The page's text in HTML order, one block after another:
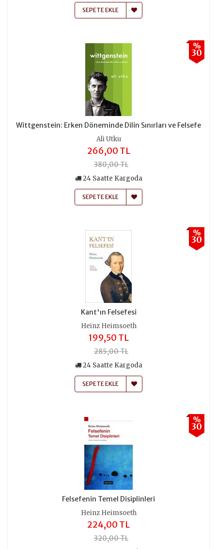
SEPETE EKLE
%
30
Wittgenstein: Erken Döneminde Dilin Sınırları ve Felsefe
Ali Utku
266,00 TL
380,00 TL
24 Saatte Kargoda
SEPETE EKLE
%
30
Kant'ın Felsefesi
Heinz Heimsoeth
199,50 TL
285,00 TL
24 Saatte Kargoda
SEPETE EKLE
%
30
Felsefenin Temel Disiplinleri
Heinz Heimsoeth
224,00 TL
320,00 TL